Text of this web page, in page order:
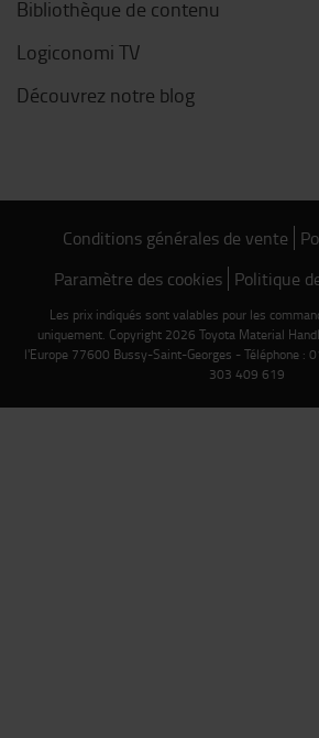
Bibliothèque de contenu
Logiconomi TV
Découvrez notre blog
Conditions générales de vente
Paramètre des cookies Politique
Les prix indiqués sont valables pour les
uniquement. Copyright 2026 Toyota Material
l'Europe 77600 Bussy-Saint-Georges - Téléphone :
303 409 619